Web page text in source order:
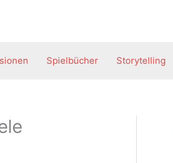
Spielbücher Storytelling